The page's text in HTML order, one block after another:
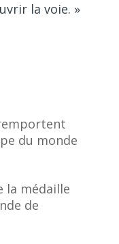
la voie. »
du monde
la médaille
de